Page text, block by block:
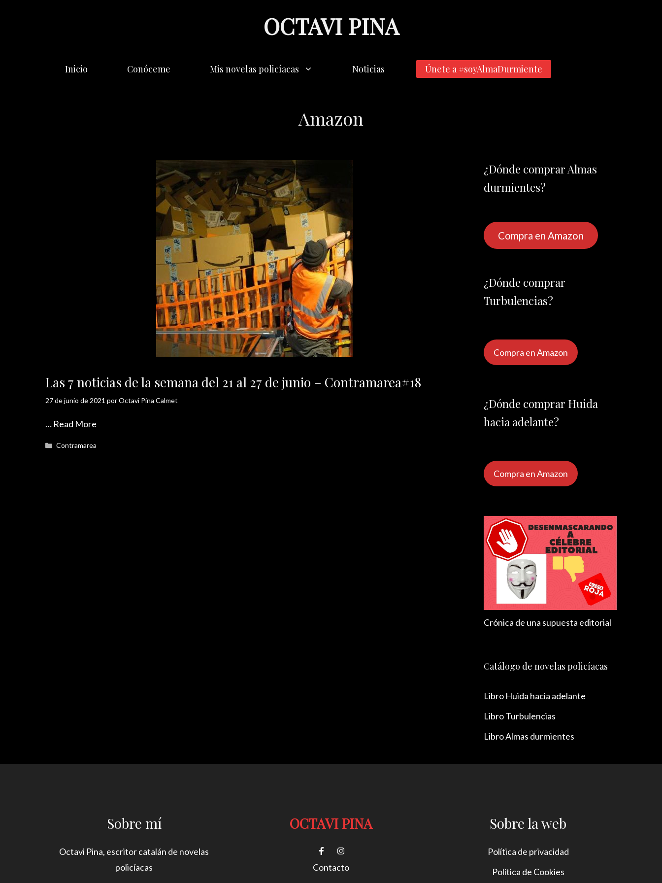
OCTAVI PINA
Inicio Conóceme Mis novelas policíacas Noticias Únete a #soyAlmaDurmiente
Amazon
Las 7 noticias de la semana del 21 al 27 de junio – Contramarea#18
27 de junio de 2021 porOctavi Pina Calmet
… Read More
Categorías
Contramarea
¿Dónde comprar Almas
durmientes?
Compra en Amazon
¿Dónde comprar
Turbulencias?
Compra en Amazon
¿Dónde comprar Huida
hacia adelante?
Compra en Amazon
Crónica de una supuesta editorial
Catálogo de novelas policíacas
Libro Huida hacia adelante
Libro Turbulencias
Libro Almas durmientes
Sobre mí
Octavi Pina, escritor catalán de novelas
policíacas
OCTAVI PINA
Contacto
Sobre la web
Política de privacidad
Política de Cookies